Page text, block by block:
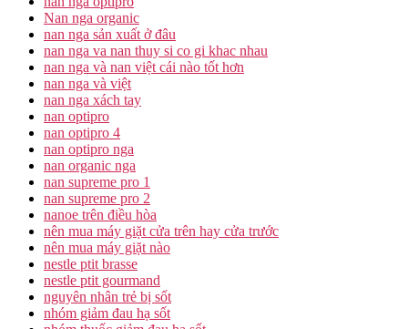
Nan nga organic
nan nga sản xuất ở đâu
nan nga va nan thuy si co gi khac nhau
nan nga và nan việt cái nào tốt hơn
nan nga và việt
nan nga xách tay
nan optipro
nan optipro 4
nan optipro nga
nan organic nga
nan supreme pro 1
nan supreme pro 2
nanoe trên điều hòa
nên mua máy giặt cửa trên hay cửa trước
nên mua máy giặt nào
nestle ptit brasse
nestle ptit gourmand
nguyên nhân trẻ bị sốt
nhóm giảm đau hạ sốt